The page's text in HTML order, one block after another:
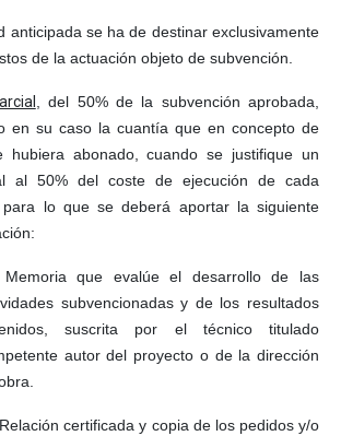
anticipada se ha de destinar exclusivamente
de la actuación objeto de subvención.
, del 50% de la subvención aprobada,
en su caso la cuantía que en concepto de
hubiera abonado, cuando se justifique un
al 50% del coste de ejecución de cada
para lo que se deberá aportar la siguiente
Memoria que evalúe el desarrollo de las
subvencionadas y de los resultados
suscrita por el técnico titulado
autor del proyecto o de la dirección
certificada y copia de los pedidos y/o